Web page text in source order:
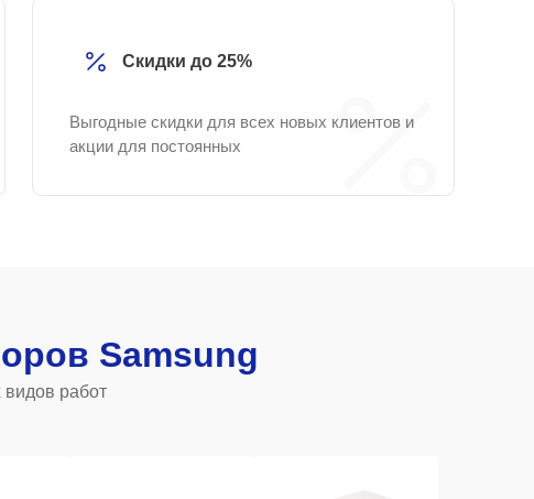
Скидки до 25%
Выгодные скидки для всех новых клиентов и
акции для постоянных
Samsung
видов работ